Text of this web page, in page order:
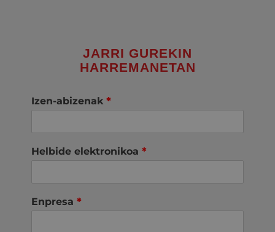
JARRI GUREKIN
HARREMANETAN
Izen-abizenak *
Helbide elektronikoa *
Enpresa *